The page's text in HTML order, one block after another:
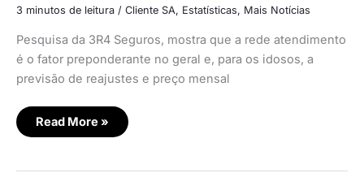
3 minutos de leitura / Cliente SA, Estatísticas, Mais Notícias
Pesquisa da 3R4 Seguros, mostra que a rede atendimento
é o fator preponderante no geral e, para os idosos, a
previsão de reajustes e preço mensal
Read More »